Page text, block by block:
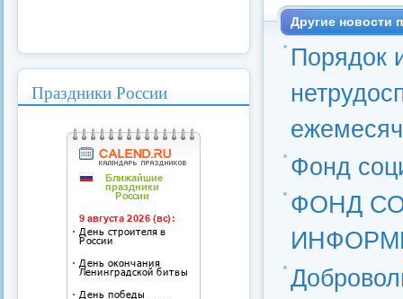
Другие новости
Порядок
Фонд
ФОНД
Праздники России